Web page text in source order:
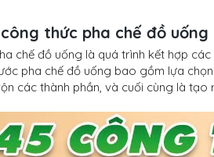
thức pha chế đồ uống
chế đồ uống là quá trình kết hợp
pha chế đồ uống bao gồm lựa
các thành phần, và cuối cùng là tạo